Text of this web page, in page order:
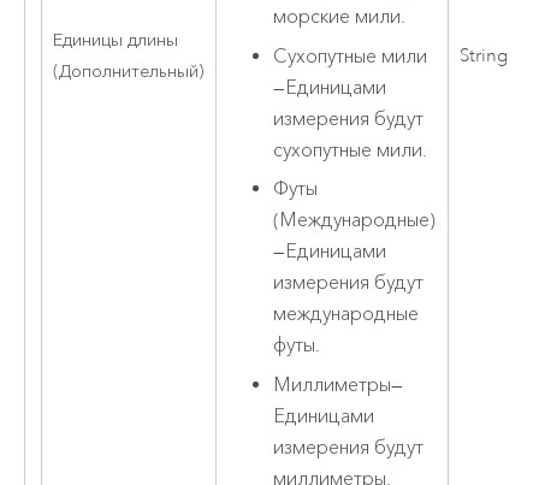
Единицы длины
(Дополнительный)
морские мили.
Сухопутные мили
—Единицами
измерения будут
сухопутные мили.
Футы
(Международные)
—Единицами
измерения будут
международные
футы.
Миллиметры—
Единицами
измерения будут
миллиметры.
String